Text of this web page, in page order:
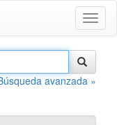
avanzada »